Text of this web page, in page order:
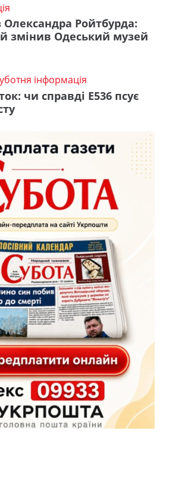
Олександра Ройтбурда:
змінив Одеський музей
інформація
чи справді Е536 псує